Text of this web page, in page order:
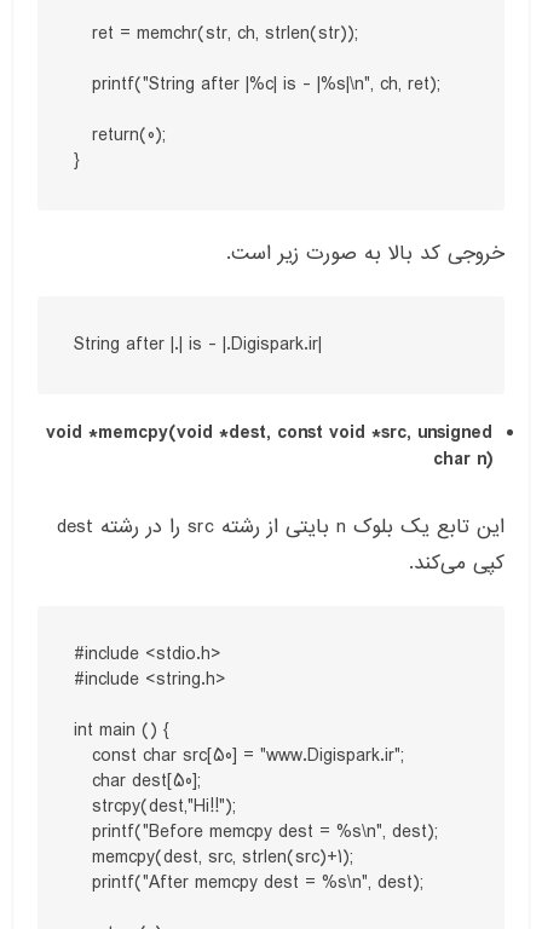
   ret = memchr(str, ch, strlen(str));
   printf("String after |%c| is - |%s|\n", ch, ret);
   return(0);
}
خروجی کد بالا به صورت زیر است.
String after |.| is - |.Digispark.ir|
void *memcpy(void *dest, const void *src, unsigned
char n)
این تابع یک بلوک n بایتی از رشته src را در رشته dest
کپی می‌کند.
#include <stdio.h>
#include <string.h>
int main () {
   const char src[50] = "www.Digispark.ir";
   char dest[50];
   strcpy(dest,"Hi!!");
   printf("Before memcpy dest = %s\n", dest);
   memcpy(dest, src, strlen(src)+1);
   printf("After memcpy dest = %s\n", dest);